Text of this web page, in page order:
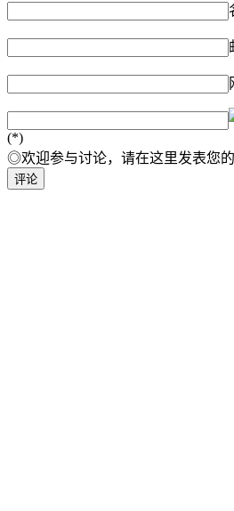
(*)
◎欢迎参与讨论，请在这里发表您的